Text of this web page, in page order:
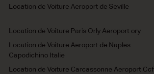
Location de Voiture Aeroport de Seville
Location de Voiture Paris Orly Aeroport ory
Location de Voiture Aeroport de Naples
Capodichino Italie
Location de Voiture Carcassonne Aeroport Ccf